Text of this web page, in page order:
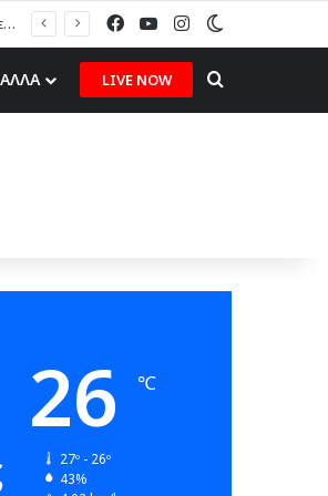
Μ. Πόκκιας στον topfm: «Θα τους υποδεχτούμε με δάφνες και πικροδάφνες» –Η ειρωνική “υποδοχή” στον υβριδικό σταθμό (ηχητικό) FacebookYouTubeInstagram
ΑΛΛΑ LIVE NOW Search for
26 ℃
27º - 26º
43%